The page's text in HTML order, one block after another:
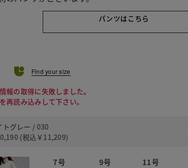
パンツはこちら
Find your size
報の取得に失敗しました。
再読み込みして下さい。
トグレー / 030
(税込 ￥11,209)
7号 9号 11号